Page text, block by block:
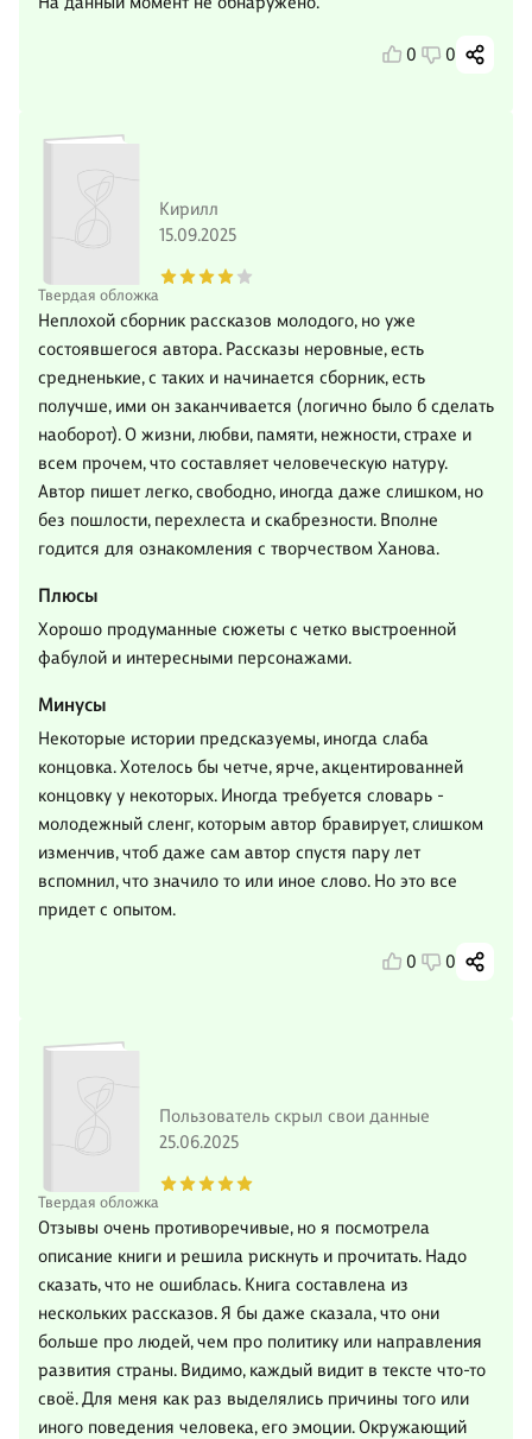
0 0
Твердая обложка
Кирилл
15.09.2025
Неплохой сборник рассказов молодого, но уже
состоявшегося автора. Рассказы неровные, есть
средненькие, с таких и начинается сборник, есть
получше, ими он заканчивается (логично было б сделать
наоборот). О жизни, любви, памяти, нежности, страхе и
всем прочем, что составляет человеческую натуру.
Автор пишет легко, свободно, иногда даже слишком, но
без пошлости, перехлеста и скабрезности. Вполне
годится для ознакомления с творчеством Ханова.
Плюсы
Хорошо продуманные сюжеты с четко выстроенной
фабулой и интересными персонажами.
Минусы
Некоторые истории предсказуемы, иногда слаба
концовка. Хотелось бы четче, ярче, акцентированней
концовку у некоторых. Иногда требуется словарь -
молодежный сленг, которым автор бравирует, слишком
изменчив, чтоб даже сам автор спустя пару лет
вспомнил, что значило то или иное слово. Но это все
придет с опытом.
0 0
Твердая обложка
Пользователь скрыл свои данные
25.06.2025
Отзывы очень противоречивые, но я посмотрела
описание книги и решила рискнуть и прочитать. Надо
сказать, что не ошиблась. Книга составлена из
нескольких рассказов. Я бы даже сказала, что они
больше про людей, чем про политику или направления
развития страны. Видимо, каждый видит в тексте что-то
своё. Для меня как раз выделялись причины того или
иного поведения человека, его эмоции. Окружающий